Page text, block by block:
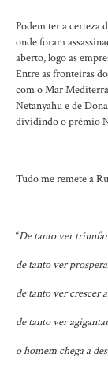
Podem ter a certeza
onde foram
aberto, logo as
Entre as fronteiras
com o Mar
Netanyahu e de
dividindo o prêmio
Tudo me remete a
“De tanto ver
de tanto ver
de tanto ver crescer
de tanto ver
o homem chega a